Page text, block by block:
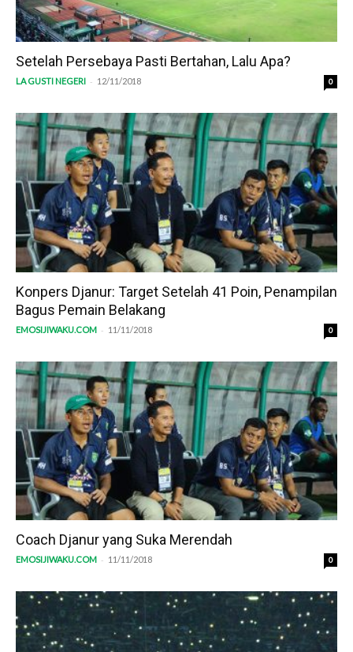
Setelah Persebaya Pasti Bertahan, Lalu Apa?
LA GUSTI NEGERI - 12/11/2018 0
Konpers Djanur: Target Setelah 41 Poin, Penampilan
Bagus Pemain Belakang
EMOSIJIWAKU.COM - 11/11/2018 0
Coach Djanur yang Suka Merendah
EMOSIJIWAKU.COM - 11/11/2018 0